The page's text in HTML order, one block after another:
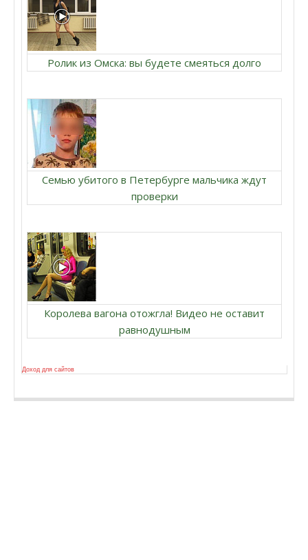
Ролик из Омска: вы будете смеяться долго
Семью убитого в Петербурге мальчика ждут
проверки
Королева вагона отожгла! Видео не оставит
равнодушным
Доход для сайтов